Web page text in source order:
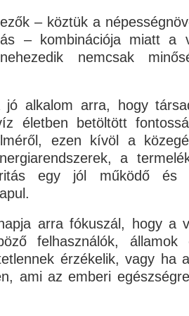
– köztük a
– kombinációja miatt a
nemcsak
jó alkalom arra, hogy
életben betöltött
ezen kívöl a
a
egy jól működő és
arra fókuszál, hogy a
felhasználók, államok
érzékelik, vagy ha
ami az emberi